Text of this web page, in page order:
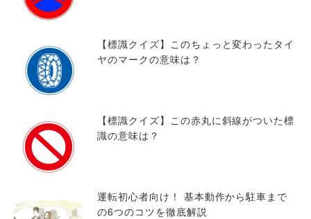
【標識クイズ】このちょっと変わったタイ
ヤのマークの意味は？
【標識クイズ】この赤丸に斜線がついた標
識の意味は？
運転初心者向け！ 基本動作から駐車まで
の6つのコツを徹底解説